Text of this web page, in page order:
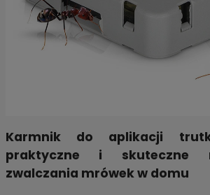
Karmnik do aplikacji
praktyczne i skuteczne
zwalczania mrówek w domu